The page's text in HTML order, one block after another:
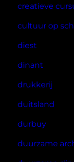
creatieve
cultuur op
diest
dinant
drukkerij
duitsland
durbuy
duurzame